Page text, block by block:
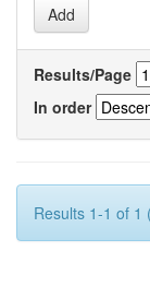
Results/Page
In order
Results 1-1 of 1